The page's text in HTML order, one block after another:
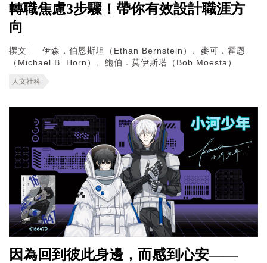
轉職焦慮3步驟！帶你有效設計職涯方
向
撰文
伊森．伯恩斯坦（Ethan Bernstein）、麥可．霍恩
（Michael B. Horn）、鮑伯．莫伊斯塔（Bob Moesta）
人文社科
因為回到彼此身邊，而感到心安——